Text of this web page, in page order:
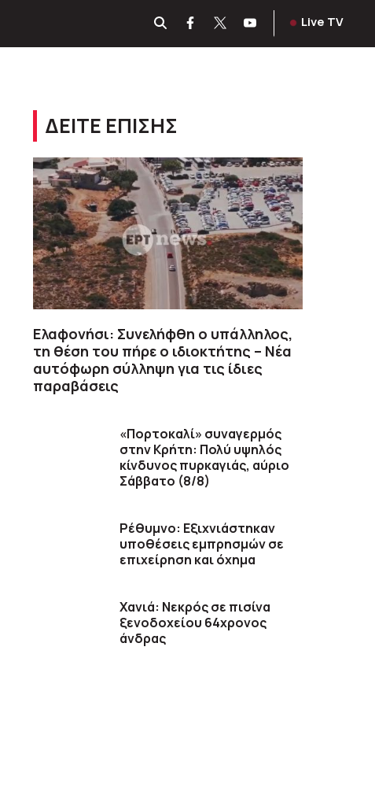
Live TV
ΔΕΙΤΕ ΕΠΙΣΗΣ
Ελαφονήσι: Συνελήφθη ο υπάλληλος,
τη θέση του πήρε ο ιδιοκτήτης – Νέα
αυτόφωρη σύλληψη για τις ίδιες
παραβάσεις
«Πορτοκαλί» συναγερμός
στην Κρήτη: Πολύ υψηλός
κίνδυνος πυρκαγιάς, αύριο
Σάββατο (8/8)
Ρέθυμνο: Εξιχνιάστηκαν
υποθέσεις εμπρησμών σε
επιχείρηση και όχημα
Χανιά: Νεκρός σε πισίνα
ξενοδοχείου 64χρονος
άνδρας